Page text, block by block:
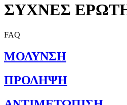
ΣΥΧΝΕΣ
FAQ
ΜΟΛΥΝΣΗ
ΠΡΟΛΗΨΗ